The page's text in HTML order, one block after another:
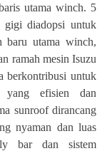
utama winch. 5
gigi diadopsi untuk
baru utama winch,
ramah mesin Isuzu
berkontribusi untuk
yang efisien dan
sunroof dirancang
nyaman dan luas
bar dan sistem